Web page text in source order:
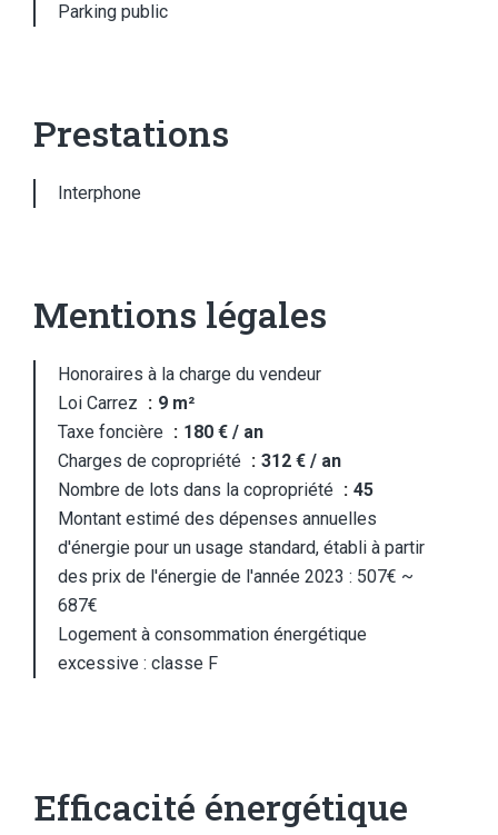
Parking public
Prestations
Interphone
Mentions légales
Honoraires à la charge du vendeur
Loi Carrez
9 m²
Taxe foncière
180 € / an
Charges de copropriété
312 € / an
Nombre de lots dans la copropriété
45
Montant estimé des dépenses annuelles
d'énergie pour un usage standard, établi à partir
des prix de l'énergie de l'année 2023 : 507€ ~
687€
Logement à consommation énergétique
excessive : classe F
Efficacité énergétique